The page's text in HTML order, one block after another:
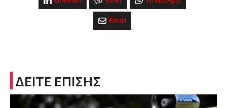
Email
ΔΕΙΤΕ ΕΠΙΣΗΣ